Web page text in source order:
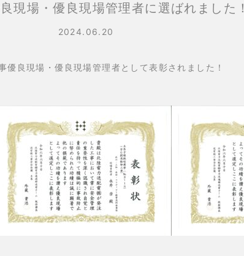
現場・優良現場管理者に選ばれました！
2024.06.20
良現場・優良現場管理者として表彰されました！